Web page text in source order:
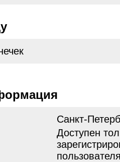
Санкт-
Доступен